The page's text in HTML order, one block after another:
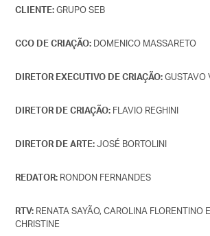
CLIENTE:GRUPO SEB
CCO DE CRIAÇÃO:DOMENICO MASSARETO
DIRETOR EXECUTIVO DE CRIAÇÃO:
DIRETOR DE CRIAÇÃO:FLAVIO REGHINI
DIRETOR DE ARTE:JOSÉ BORTOLINI
REDATOR:RONDON FERNANDES
RTV:RENATA SAYÃO, CAROLINA FLORENTINO
CHRISTINE